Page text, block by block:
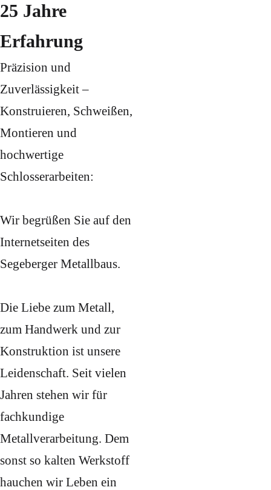
25 Jahre
Erfahrung
Präzision und
Zuverlässigkeit –
Konstruieren, Schweißen,
Montieren und
hochwertige
Schlosserarbeiten:
Wir begrüßen Sie auf den
Internetseiten des
Segeberger Metallbaus.
Die Liebe zum Metall,
zum Handwerk und zur
Konstruktion ist unsere
Leidenschaft. Seit vielen
Jahren stehen wir für
fachkundige
Metallverarbeitung. Dem
sonst so kalten Werkstoff
hauchen wir Leben ein